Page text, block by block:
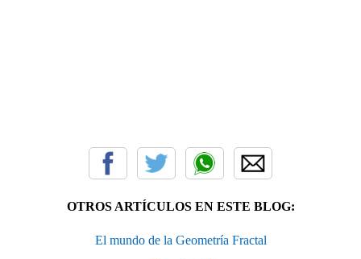
OTROS ARTÍCULOS EN ESTE BLOG:
El mundo de la Geometría Fractal